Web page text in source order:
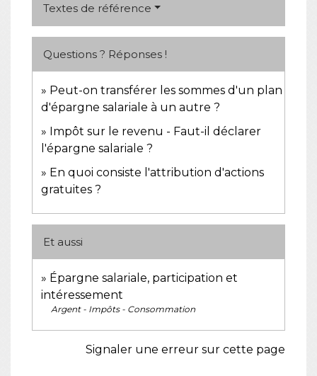
Textes de référence
Questions ? Réponses !
Peut-on transférer les sommes d'un plan
d'épargne salariale à un autre ?
Impôt sur le revenu - Faut-il déclarer
l'épargne salariale ?
En quoi consiste l'attribution d'actions
gratuites ?
Et aussi
Épargne salariale, participation et
intéressement
Argent - Impôts - Consommation
Signaler une erreur sur cette page